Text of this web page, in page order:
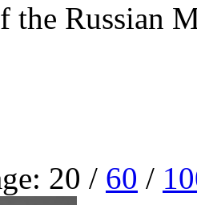
the Russian
20 / 60 /